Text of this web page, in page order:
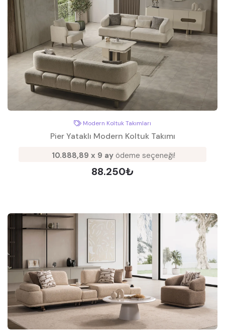
Modern Koltuk Takımları
Pier Yataklı Modern Koltuk Takımı
10.888,89 x 9 ayödeme seçeneği!
88.250₺